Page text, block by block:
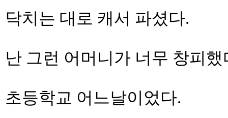
닥치는 대로 캐서 파셨다.
난 그런 어머니가 너무 창피했
초등학교 어느날이었다.